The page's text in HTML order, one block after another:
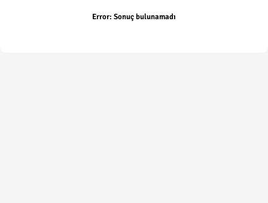
Error: Sonuç bulunamadı